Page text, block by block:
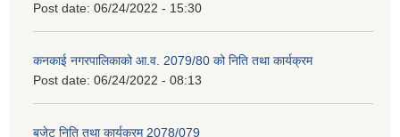
Post date: 06/24/2022 - 15:30
कनकाई नगरपालिकाको आ.व. 2079/80 को निति तथा कार्यक्रम
Post date: 06/24/2022 - 08:13
बजेट निति तथा कार्यक्रम 2078/079